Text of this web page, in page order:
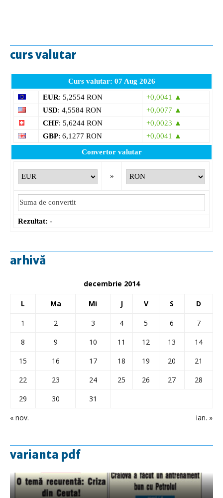
curs valutar
Curs valutar: 07 Aug 2026
EUR: 5,2554 RON
+0,0041 ▲
USD: 4,5584 RON
+0,0077 ▲
CHF: 5,6244 RON
+0,0023 ▲
GBP: 6,1277 RON
+0,0041 ▲
Convertor valutar
»
Rezultat: -
arhivă
decembrie 2014
L Ma Mi J V S D
« nov. ian. »
1 2 3 4 5 6
7
8
9 10 11 12 13
14
15
16 17 18 19 20
21
22
23 24 25 26 27
28
29
30 31
varianta pdf